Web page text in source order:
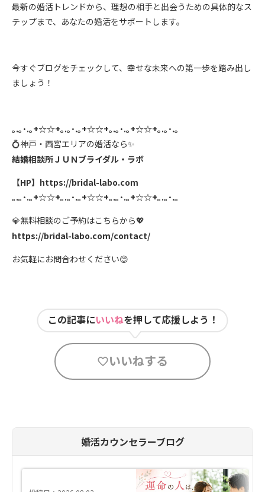
最新の婚活トレンドから、理想の相手と出会うための具体的なス
テップまで、あなたの婚活をサポートします。
今すぐブログをチェックして、幸せな未来への第一歩を踏み出し
ましょう！
｡.｡･.｡+☆☆+｡.｡･.｡+☆☆+｡.｡･.｡+☆☆+｡.｡･.｡
💍神戸・西宮エリアの婚活なら✨
結婚相談所ＪＵＮブライダル・ラボ
【HP】 https://bridal-labo.com
｡.｡･.｡+☆☆+｡.｡･.｡+☆☆+｡.｡･.｡+☆☆+｡.｡･.｡
💎無料相談のご予約はこちらから💖
https://bridal-labo.com/contact/
お気軽にお問合わせください😊
この記事にいいねを押して応援しよう！
いいねする
婚活カウンセラーブログ